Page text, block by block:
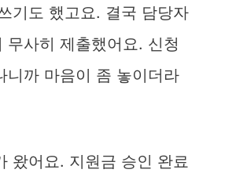
기도 했고요. 결국 담당자
무사히 제출했어요. 신청
니까 마음이 좀 놓이더라
왔어요. 지원금 승인 완료